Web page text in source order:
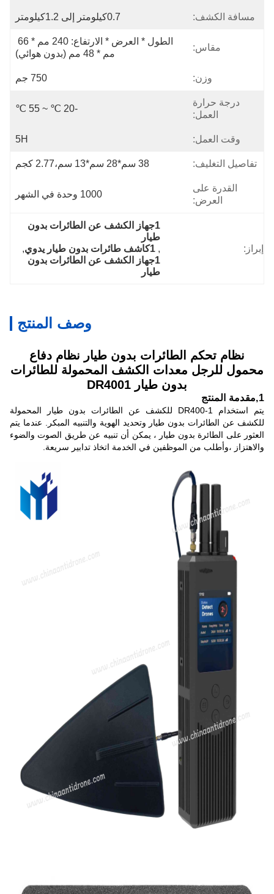
مسافة الكشف: 0.7كيلومتر إلى 1.2كيلومتر
مقاس:
الطول * العرض * الارتفاع: 240 مم * 66
مم * 48 مم (بدون هوائي)
وزن: 750 جم
درجة حرارة
العمل:
وقت العمل: 5H
تفاصيل التغليف: 38 سم*28 سم*13 سم،2.77 كجم
القدرة على
العرض:
1000 وحدة في الشهر
إبراز:
1جهاز الكشف عن الطائرات بدون
طيار
, 1كاشف طائرات بدون طيار يدوي
,
1جهاز الكشف عن الطائرات بدون
طيار
وصف المنتج
نظام تحكم الطائرات بدون طيار نظام دفاع
محمول للرجل معدات الكشف المحمولة للطائرات
بدون طيار DR4001
1
,مقدمة المنتج
يتم استخدام DR400-1 للكشف عن الطائرات بدون طيار المحمولة
للكشف عن الطائرات بدون طيار وتحديد الهوية والتنبيه المبكر. عندما يتم
العثور على الطائرة بدون طيار ، يمكن أن تنبيه عن طريق الصوت والضوء
والاهتزاز ،وأطلب من الموظفين في الخدمة اتخاذ تدابير سريعة.